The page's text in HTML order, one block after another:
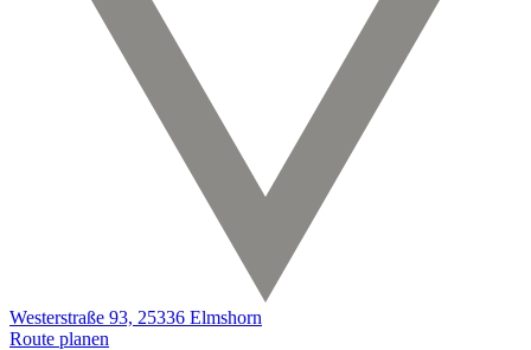
Westerstraße 93, 25336 Elmshorn
Route planen